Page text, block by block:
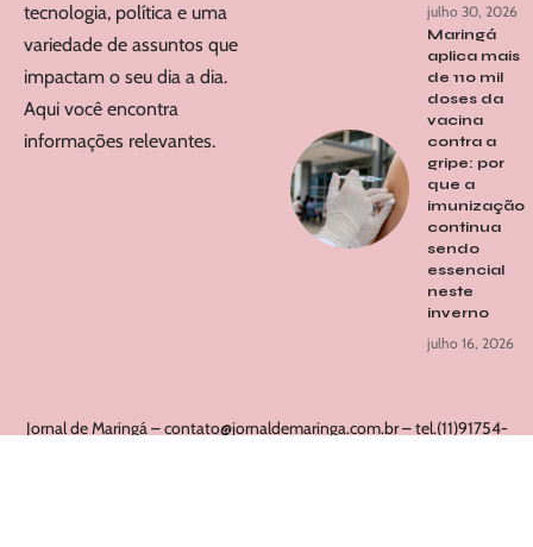
tecnologia, política e uma
variedade de assuntos que
impactam o seu dia a dia.
Aqui você encontra
informações relevantes.
julho 30, 2026
Maringá
aplica mais
de 110 mil
doses da
vacina
contra a
gripe: por
que a
imunização
continua
sendo
essencial
neste
inverno
julho 16, 2026
Jornal de Maringá –contato@jornaldemaringa.com.br– tel.(11)91754-